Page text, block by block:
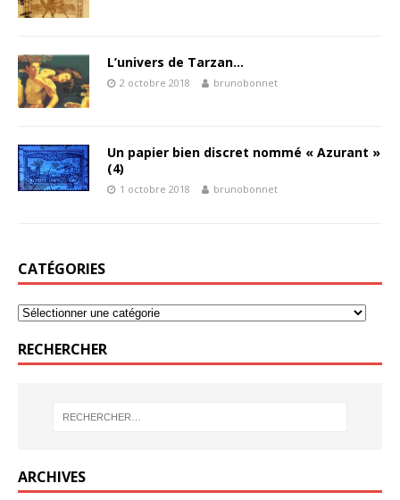
L’univers de Tarzan…
2 octobre 2018 brunobonnet
Un papier bien discret nommé « Azurant »
(4)
1 octobre 2018 brunobonnet
CATÉGORIES
RECHERCHER
ARCHIVES